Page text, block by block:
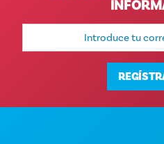
Dirección
correo